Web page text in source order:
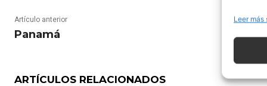
Leer más
Artículo anterior
Panamá
ARTÍCULOS RELACIONADOS